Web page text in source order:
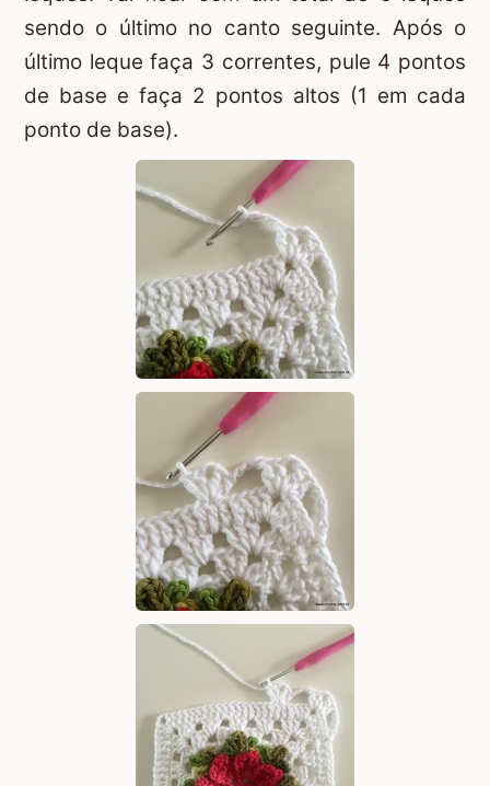
sendo o último no canto seguinte. Após o
último leque faça 3 correntes, pule 4 pontos
de base e faça 2 pontos altos (1 em cada
ponto de base).